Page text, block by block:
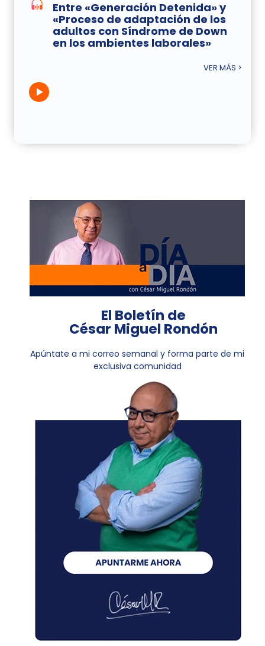
Entre «Generación Detenida» y
«Proceso de adaptación de los
adultos con Síndrome de Down
en los ambientes laborales»
VER MÁS >
El Boletín de
César Miguel Rondón
Apúntate a mi correo semanal y forma parte de mi
exclusiva comunidad